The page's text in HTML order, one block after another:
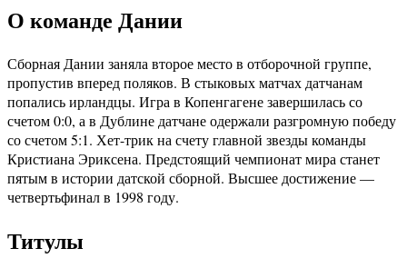
О команде Дании
Сборная Дании заняла второе место в отборочной группе,
пропустив вперед поляков. В стыковых матчах датчанам
попались ирландцы. Игра в Копенгагене завершилась со
счетом 0:0, а в Дублине датчане одержали разгромную победу
со счетом 5:1. Хет-трик на счету главной звезды команды
Кристиана Эриксена. Предстоящий чемпионат мира станет
пятым в истории датской сборной. Высшее достижение —
четвертьфинал в 1998 году.
Титулы